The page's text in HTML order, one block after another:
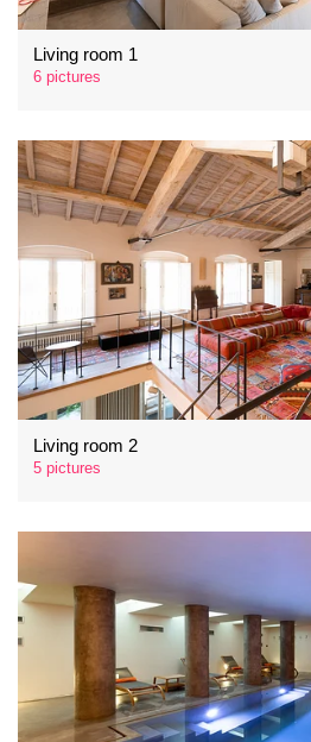
Living room 1
6 pictures
Living room 2
5 pictures